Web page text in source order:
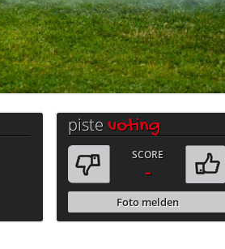
pistevoting
SCORE
-
Foto melden